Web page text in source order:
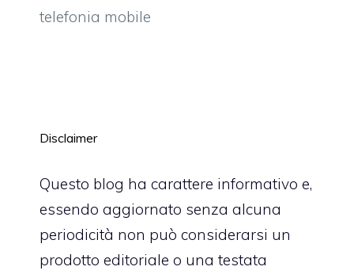
telefonia mobile
Disclaimer
Questo blog ha carattere informativo e,
essendo aggiornato senza alcuna
periodicità non può considerarsi un
prodotto editoriale o una testata